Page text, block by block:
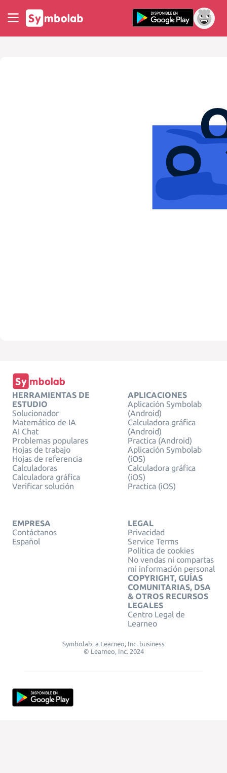
HERRAMIENTAS DE
ESTUDIO
Solucionador
Matemático de IA
AI Chat
Problemas populares
Hojas de trabajo
Hojas de referencia
Calculadoras
Calculadora gráfica
Verificar solución
APLICACIONES
Aplicación Symbolab
(Android)
Calculadora gráfica
(Android)
Practica (Android)
Aplicación Symbolab
(iOS)
Calculadora gráfica
(iOS)
Practica (iOS)
EMPRESA
Contáctanos
Español
LEGAL
Privacidad
Service Terms
Política de cookies
No vendas ni compartas
mi información personal
COPYRIGHT, GUÍAS
COMUNITARIAS, DSA
& OTROS RECURSOS
LEGALES
Centro Legal de
Learneo
Symbolab, a Learneo, Inc. business
© Learneo, Inc. 2024